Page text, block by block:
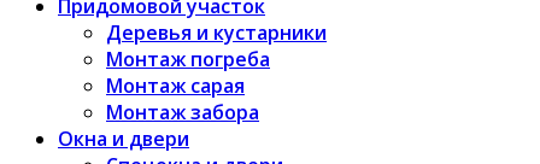
Придомовой участок
Деревья и кустарники
Монтаж погреба
Монтаж сарая
Монтаж забора
Окна и двери